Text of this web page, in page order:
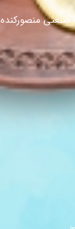
صنعتی منصورکنده